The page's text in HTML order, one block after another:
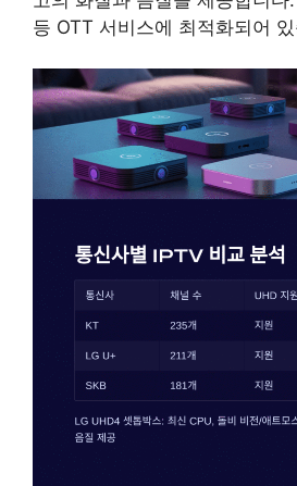
등 OTT 서비스에 최적화되어